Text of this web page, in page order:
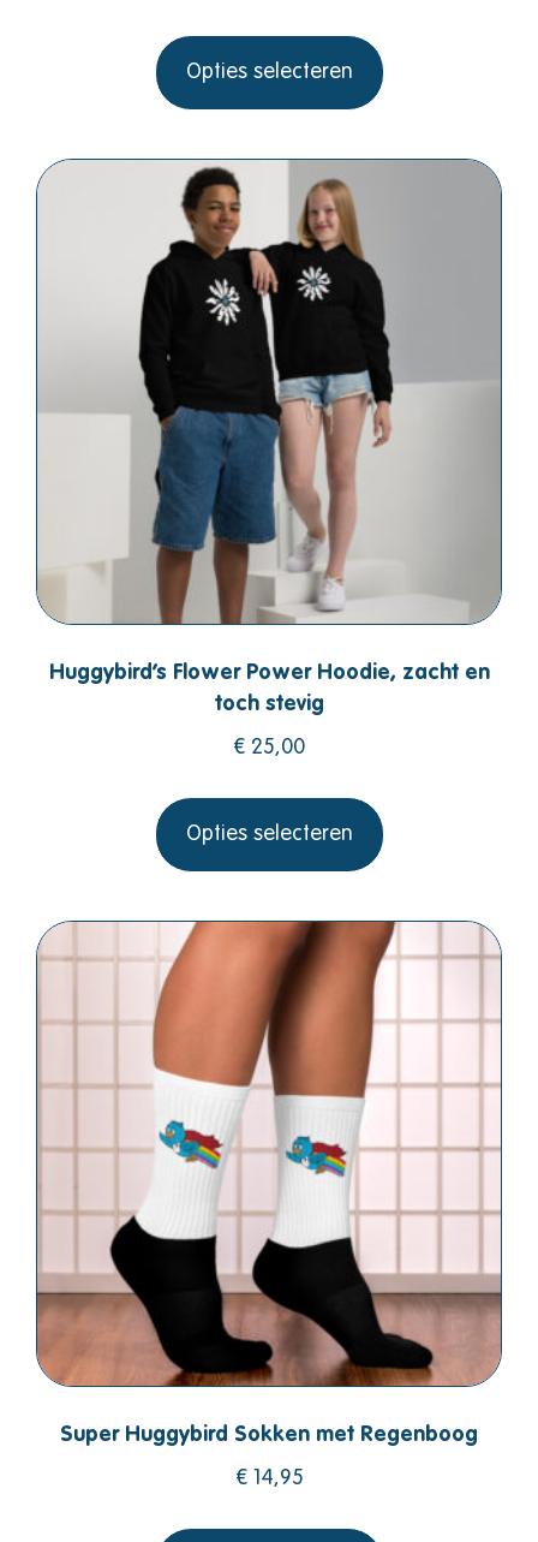
Opties selecteren
Huggybird’s Flower Power Hoodie, zacht en
toch stevig
€ 25,00
Opties selecteren
Super Huggybird Sokken met Regenboog
€14,95